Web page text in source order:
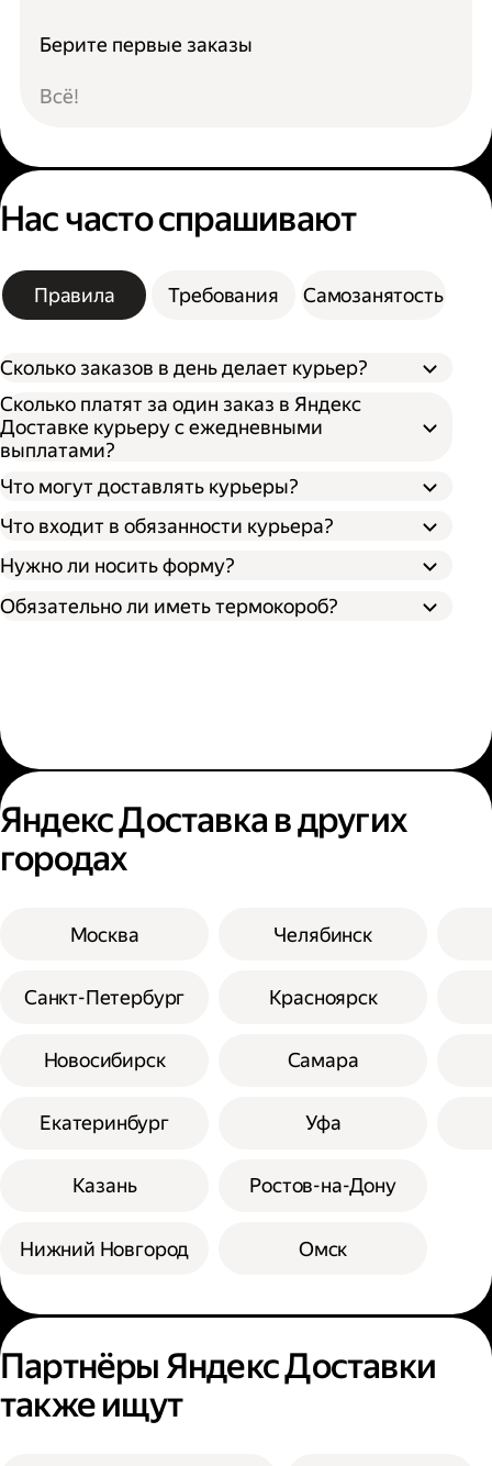
Берите первые заказы
Всё!
Нас часто спрашивают
Правила Требования Самозанятость
Сколько заказов в день делает курьер?
Сколько платят за один заказ в Яндекс
Доставке курьеру с ежедневными
выплатами?
Что могут доставлять курьеры?
Что входит в обязанности курьера?
Нужно ли носить форму?
Обязательно ли иметь термокороб?
Яндекс Доставка в других
городах
Москва
Санкт-Петербург
Новосибирск
Екатеринбург
Казань
Нижний Новгород
Челябинск
Красноярск
Самара
Уфа
Ростов-на-Дону
Омск
Партнёры Яндекс Доставки
также ищут